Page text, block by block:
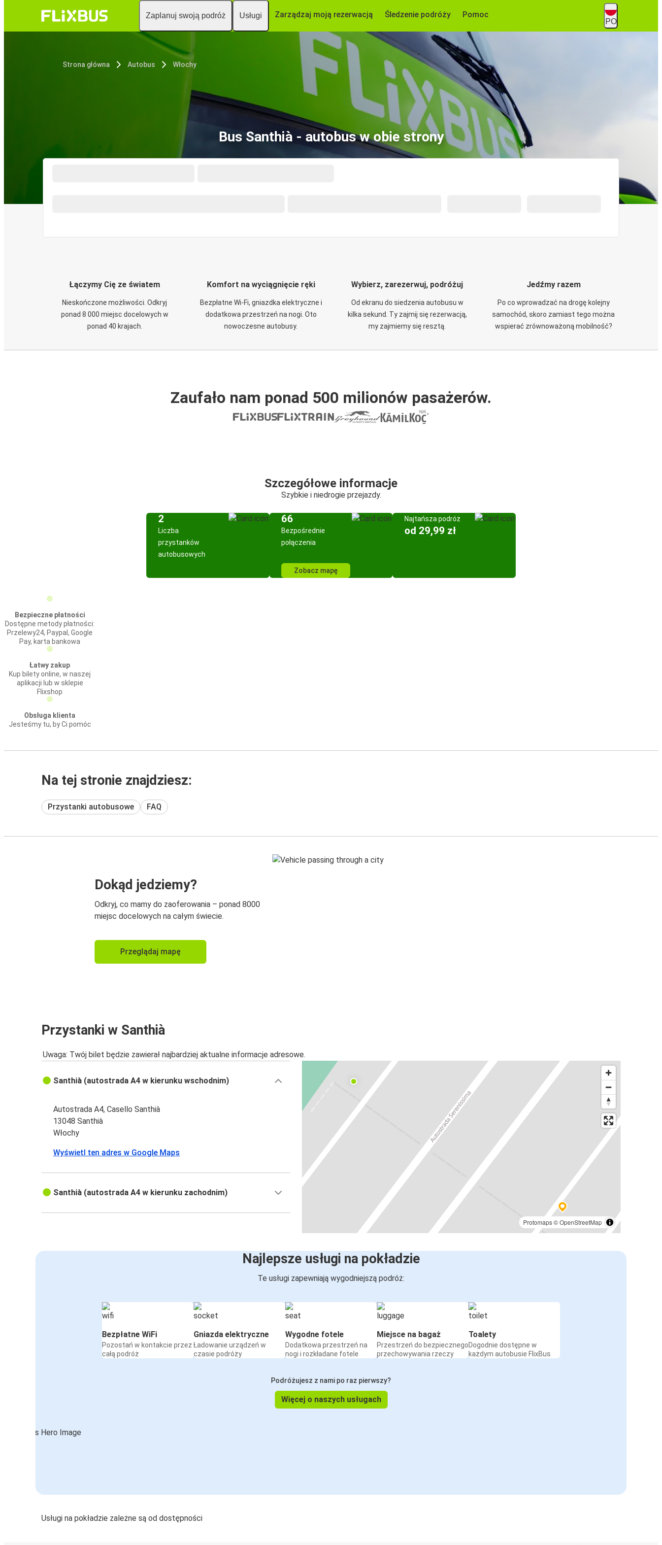
Zaplanuj swoją podróż Usługi Zarządzaj moją rezerwacją Śledzenie podróży Pomoc
PO
Strona główna Autobus Włochy
Bus Santhià - autobus w obie strony
Łączymy Cię ze światem
Nieskończone możliwości. Odkryj
ponad 8 000 miejsc docelowych w
ponad 40 krajach.
Komfort na wyciągnięcie ręki
Bezpłatne Wi-Fi, gniazdka elektryczne i
dodatkowa przestrzeń na nogi. Oto
nowoczesne autobusy.
Wybierz, zarezerwuj, podróżuj
Od ekranu do siedzenia autobusu w
kilka sekund. Ty zajmij się rezerwacją,
my zajmiemy się resztą.
Jedźmy razem
Po co wprowadzać na drogę kolejny
samochód, skoro zamiast tego można
wspierać zrównoważoną mobilność?
Zaufało nam ponad 500 milionów pasażerów.
Szczegółowe informacje
Szybkie i niedrogie przejazdy.
2
Liczba
przystanków
autobusowych
66
Bezpośrednie
połączenia
Zobacz mapę
Najtańsza podróż
od 29,99 zł
Bezpieczne płatności
Dostępne metody płatności:
Przelewy24, Paypal, Google
Pay, karta bankowa
Łatwy zakup
Kup bilety online, w naszej
aplikacji lub w sklepie
Flixshop
Obsługa klienta
Jesteśmy tu, by Ci pomóc
Na tej stronie znajdziesz:
Przystanki autobusowe FAQ
Dokąd jedziemy?
Odkryj, co mamy do zaoferowania – ponad 8000
miejsc docelowych na całym świecie.
Przeglądaj mapę
Przystanki w Santhià
Uwaga: Twój bilet będzie zawierał najbardziej aktualne informacje adresowe.
Protomaps©OpenStreetMap
Santhià (autostrada A4 w kierunku wschodnim)
Autostrada A4, Casello Santhià
13048 Santhià
Włochy
Wyświetl ten adres w Google Maps
Santhià (autostrada A4 w kierunku zachodnim)
Najlepsze usługi na pokładzie
Te usługi zapewniają wygodniejszą podróż:
Bezpłatne WiFi
Pozostań w kontakcie przez
całą podróż
Gniazda elektryczne
Ładowanie urządzeń w
czasie podróży
Wygodne fotele
Dodatkowa przestrzeń na
nogi i rozkładane fotele
Miejsce na bagaż
Przestrzeń do bezpiecznego
przechowywania rzeczy
Toalety
Dogodnie dostępne w
każdym autobusie FlixBus
Podróżujesz z nami po raz pierwszy?
Więcej o naszych usługach
Usługi na pokładzie zależne są od dostępności